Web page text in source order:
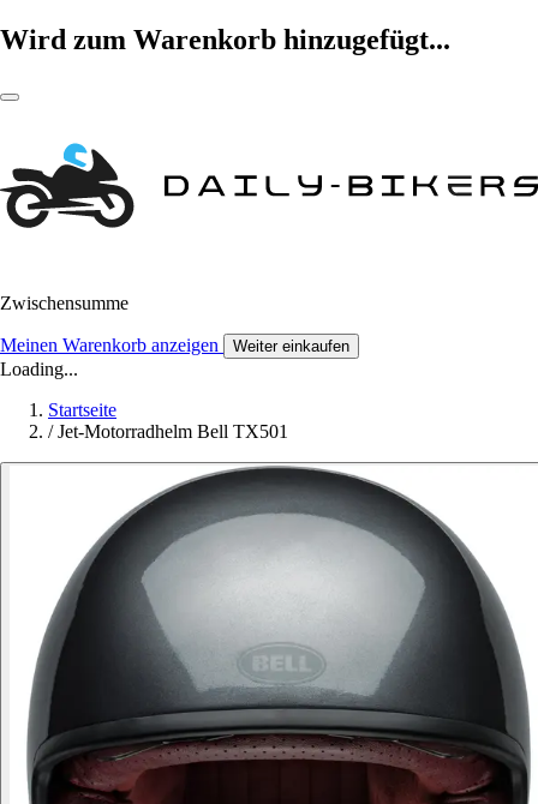
Wird zum Warenkorb hinzugefügt...
Zwischensumme
Meinen Warenkorb anzeigen Weiter einkaufen
Loading...
Startseite
/ Jet-Motorradhelm Bell TX501